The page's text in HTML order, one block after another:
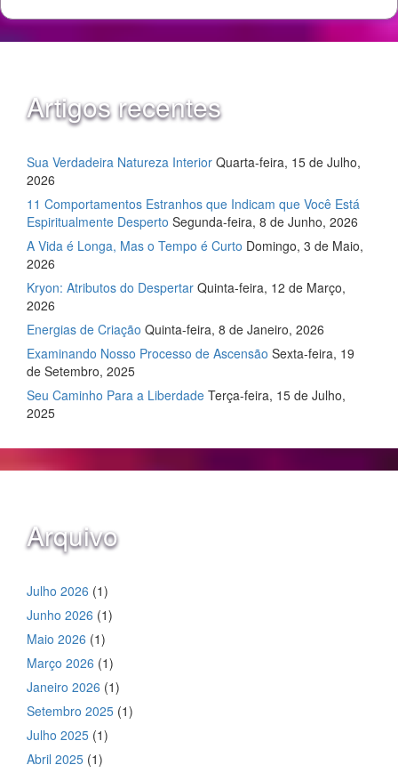
Artigos recentes
Sua Verdadeira Natureza Interior Quarta-feira, 15 de Julho,
2026
11 Comportamentos Estranhos que Indicam que Você Está
Espiritualmente Desperto Segunda-feira, 8 de Junho, 2026
A Vida é Longa, Mas o Tempo é Curto Domingo, 3 de Maio,
2026
Kryon: Atributos do Despertar Quinta-feira, 12 de Março,
2026
Energias de Criação Quinta-feira, 8 de Janeiro, 2026
Examinando Nosso Processo de Ascensão Sexta-feira, 19
de Setembro, 2025
Seu Caminho Para a Liberdade Terça-feira, 15 de Julho,
2025
Arquivo
Julho 2026 (1)
Junho 2026 (1)
Maio 2026 (1)
Março 2026 (1)
Janeiro 2026 (1)
Setembro 2025 (1)
Julho 2025 (1)
Abril 2025 (1)